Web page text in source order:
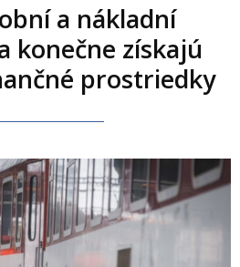
a nákladní
konečne získajú
prostriedky